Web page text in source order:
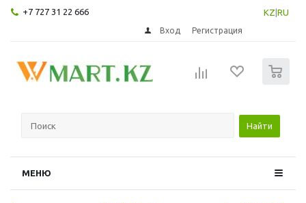
+7 727 31 22 666 KZ RU
Вход Регистрация
Найти
МЕНЮ